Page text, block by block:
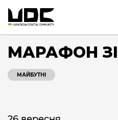
МАРАФОН
МАЙБУТНІ